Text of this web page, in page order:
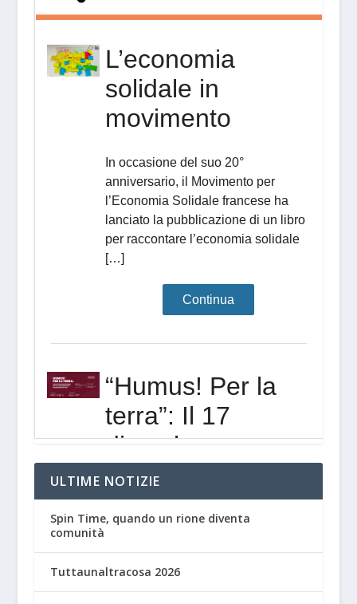
ULTIME NOTIZIE
Spin Time, quando un rione diventa
comunità
Tuttaunaltracosa 2026